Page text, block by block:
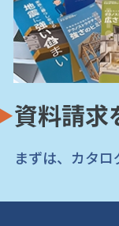
資料請求
まずは、カタロ